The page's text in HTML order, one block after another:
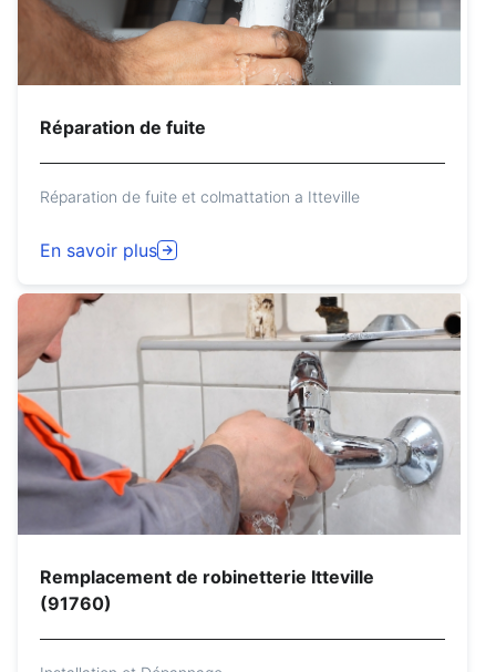
Réparation de fuite
Réparation de fuite et colmattation a Itteville
En savoir plus
Remplacement de robinetterie Itteville
(91760)